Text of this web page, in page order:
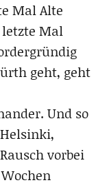
Mal Alte
letzte Mal
geht, geht
Und so
vorbei